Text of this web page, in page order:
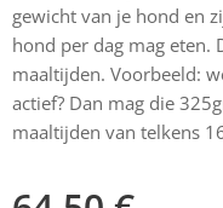
gewicht van je hond en
hond per dag mag eten.
maaltijden. Voorbeeld:
actief? Dan mag die
maaltijden van telkens